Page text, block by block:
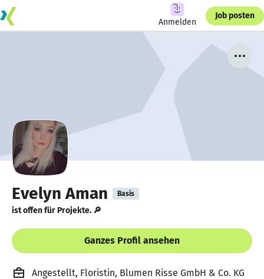
Anmelden
Job posten
Evelyn Aman Basis
ist offen für Projekte. 🔎
Ganzes Profil ansehen
Angestellt, Floristin, Blumen Risse GmbH & Co. KG